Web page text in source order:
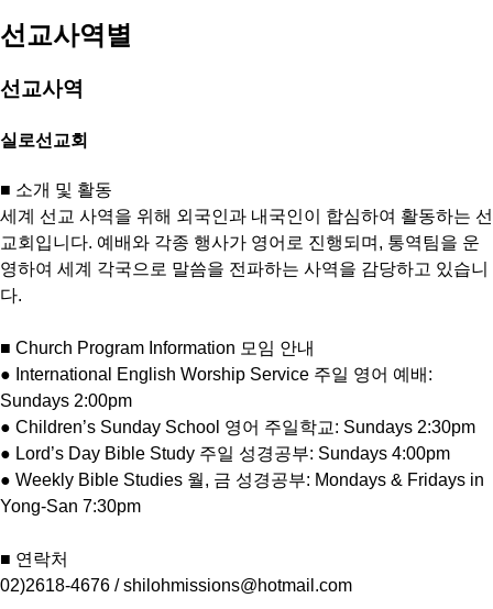
선교사역별
선교사역
실로선교회
■ 소개 및 활동
세계 선교 사역을 위해 외국인과 내국인이 합심하여 활동하는 선
교회입니다. 예배와 각종 행사가 영어로 진행되며, 통역팀을 운
영하여 세계 각국으로 말씀을 전파하는 사역을 감당하고 있습니
다.
■ Church Program Information 모임 안내
● International English Worship Service 주일 영어 예배:
Sundays 2:00pm
● Children’s Sunday School 영어 주일학교: Sundays 2:30pm
● Lord’s Day Bible Study 주일 성경공부: Sundays 4:00pm
● Weekly Bible Studies 월, 금 성경공부: Mondays & Fridays in
Yong-San 7:30pm
■ 연락처
02)2618-4676 / shilohmissions@hotmail.com